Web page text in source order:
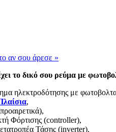
αν σου άρεσε »
το δικό σου ρεύμα με
ηλεκτροδότησης με
,
Φόρτισης (controller),
Τάσης (inverter),